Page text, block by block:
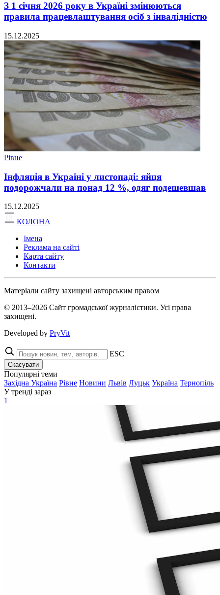
З 1 січня 2026 року в Україні змінюються
правила працевлаштування осіб з інвалідністю
15.12.2025
Рівне
Інфляція в Україні у листопаді: яйця
подорожчали на понад 12 %, одяг подешевшав
15.12.2025
КОЛОНА
Імена
Реклама на сайті
Карта сайту
Контакти
Матеріали сайту захищені авторським правом
© 2013–2026 Сайт громадської журналістики. Усі права
захищені.
Developed by PryVit
ESC
Скасувати
Популярні теми
Західна Україна Рівне Новини Львів Луцьк Україна Тернопіль
У тренді зараз
1